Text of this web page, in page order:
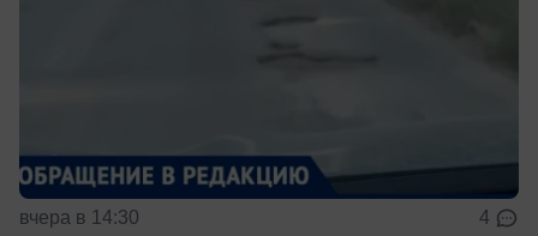
вчера в 14:30 4